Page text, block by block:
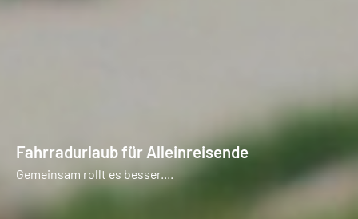
Fahrradurlaub für Alleinreisende
Gemeinsam rollt es besser....